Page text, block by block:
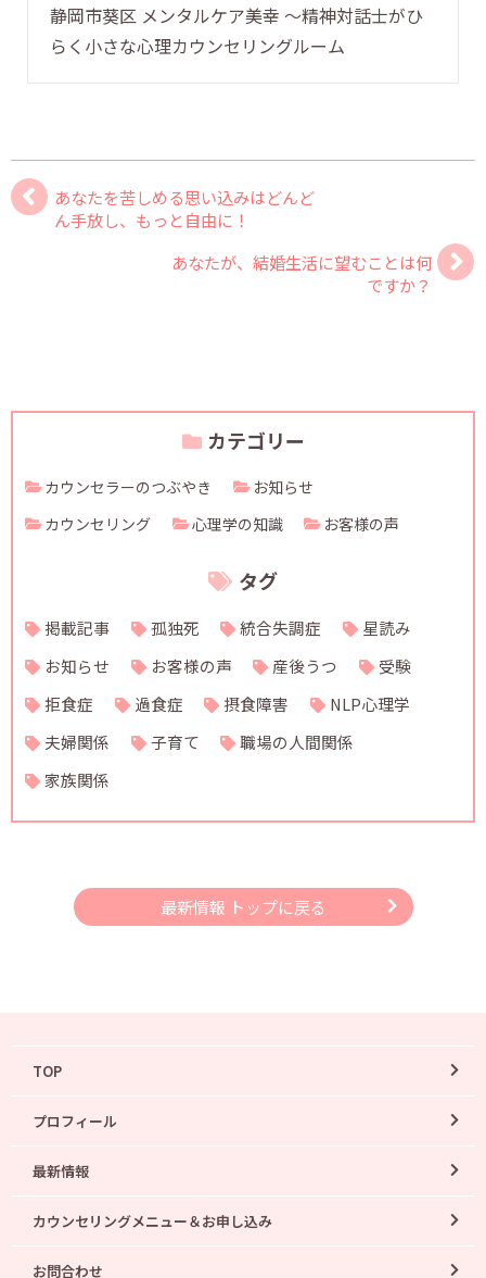
静岡市葵区 メンタルケア美幸 〜精神対話士がひ
らく小さな心理カウンセリングルーム
あなたを苦しめる思い込みはどんど
ん手放し、もっと自由に！
あなたが、結婚生活に望むことは何
ですか？
カテゴリー
カウンセラーのつぶやき
お知らせ
カウンセリング
心理学の知識 お客様の声
タグ
掲載記事 孤独死 統合失調症
星読み
お知らせ
お客様の声 産後うつ
受験
拒食症
過食症 摂食障害
NLP心理学
夫婦関係
子育て
職場の人間関係
家族関係
最新情報 トップに戻る
TOP
プロフィール
最新情報
カウンセリングメニュー＆お申し込み
お問合わせ